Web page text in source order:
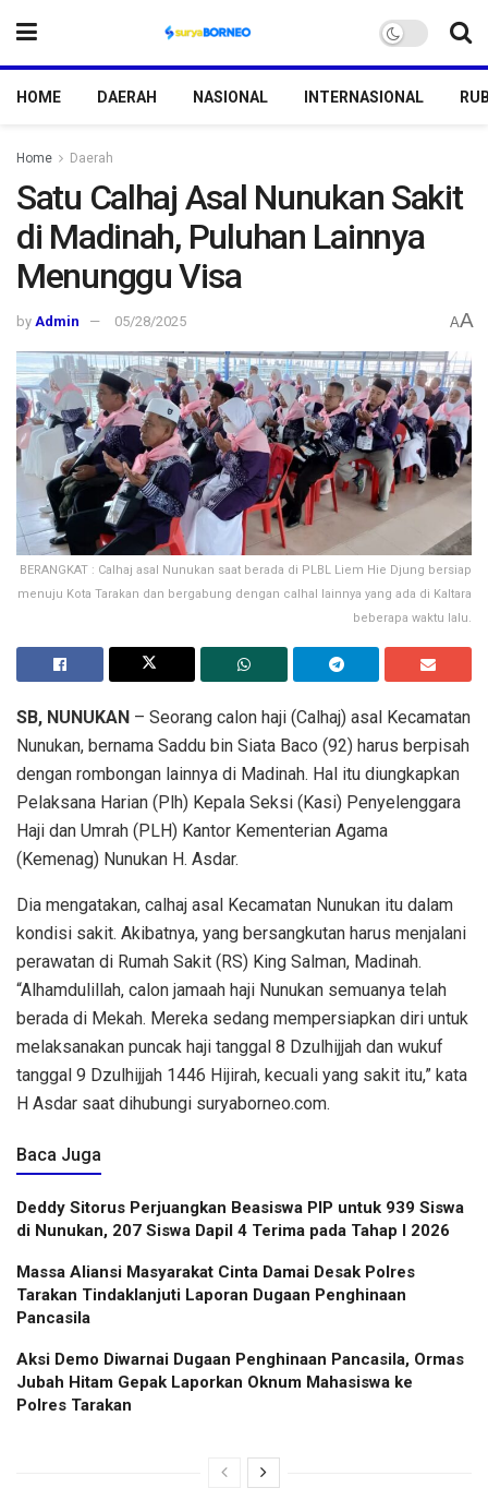
HOME DAERAH NASIONAL INTERNASIONAL
Home Daerah
Satu Calhaj Asal Nunukan Sakit
di Madinah, Puluhan Lainnya
Menunggu Visa
by Admin 05/28/2025 AA
BERANGKAT : Calhaj asal Nunukan saat berada di PLBL Liem Hie Djung bersiap
menuju Kota Tarakan dan bergabung dengan calhal lainnya yang ada di Kaltara
beberapa waktu lalu.
SB, NUNUKAN – Seorang calon haji (Calhaj) asal Kecamatan
Nunukan, bernama Saddu bin Siata Baco (92) harus berpisah
dengan rombongan lainnya di Madinah. Hal itu diungkapkan
Pelaksana Harian (Plh) Kepala Seksi (Kasi) Penyelenggara
Haji dan Umrah (PLH) Kantor Kementerian Agama
(Kemenag) Nunukan H. Asdar.
Dia mengatakan, calhaj asal Kecamatan Nunukan itu dalam
kondisi sakit. Akibatnya, yang bersangkutan harus menjalani
perawatan di Rumah Sakit (RS) King Salman, Madinah.
“Alhamdulillah, calon jamaah haji Nunukan semuanya telah
berada di Mekah. Mereka sedang mempersiapkan diri untuk
melaksanakan puncak haji tanggal 8 Dzulhijjah dan wukuf
tanggal 9 Dzulhijjah 1446 Hijirah, kecuali yang sakit itu,” kata
H Asdar saat dihubungi suryaborneo.com.
Baca Juga
Deddy Sitorus Perjuangkan Beasiswa PIP untuk 939 Siswa
di Nunukan, 207 Siswa Dapil 4 Terima pada Tahap I 2026
Massa Aliansi Masyarakat Cinta Damai Desak Polres
Tarakan Tindaklanjuti Laporan Dugaan Penghinaan
Pancasila
Aksi Demo Diwarnai Dugaan Penghinaan Pancasila, Ormas
Jubah Hitam Gepak Laporkan Oknum Mahasiswa ke
Polres Tarakan